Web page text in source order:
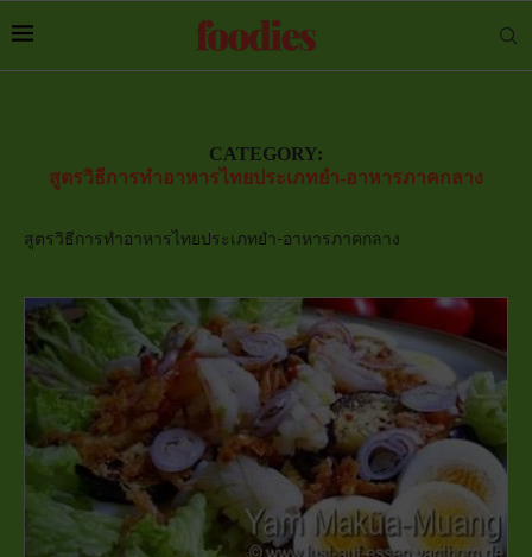
CATEGORY:
สูตรวิธีการทำอาหารไทยประเภทยำ-อาหารภาคกลาง
สูตรวิธีการทำอาหารไทยประเภทยำ-อาหารภาคกลาง